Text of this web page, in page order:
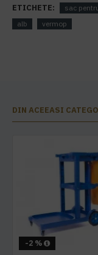
ETICHETE: sac
alb
vermop
DIN ACEEASI
-2 %